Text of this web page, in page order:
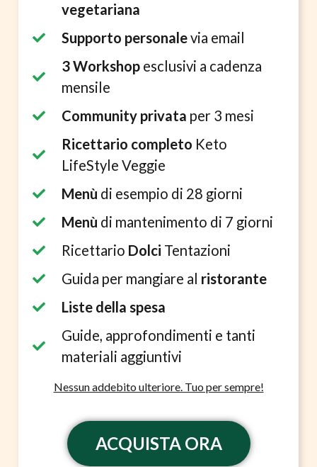
vegetariana
Supporto personalevia email
3 Workshopesclusivi a cadenza
mensile
Community privata per 3 mesi
Ricettario completo Keto
LifeStyle Veggie
Menù di esempio di 28 giorni
Menù di mantenimento di 7 giorni
Ricettario Dolci Tentazioni
Guida per mangiare al ristorante
Liste della spesa
Guide, approfondimenti e tanti
materiali aggiuntivi
Nessun addebito ulteriore. Tuo per sempre!
ACQUISTA ORA